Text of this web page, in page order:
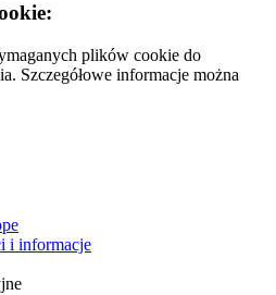
plików cookie do
Szczegółowe informacje można
i informacje